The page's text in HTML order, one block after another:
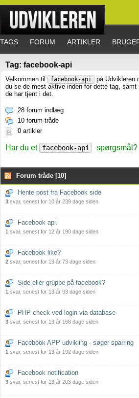
TAGS FORUM ARTIKLER
Tag: facebook-api
Velkommen til facebook-api
på
du se de mest aktive inden for dette tag, samt
de har tjent i det.
28 forum indlæg
10 forum tråde
0 artikler
Har du et facebook-api spørgsmål?
Forum tråde [10]
Hente post fra Facebook side
3 svar, senest for 10 år 239 dage siden
Facebook api.
1 svar, senest for 12 år 190 dage siden
Facebook like?
2 svar, senest for 13 år 73 dage siden
Side eller gruppe på facebook?
1 svar, senest for 13 år 93 dage siden
PHP check ved login via database
3 svar, senest for 13 år 168 dage siden
Facebook APP udvikling - søger sparring
1 svar, senest for 13 år 192 dage siden
Facebook notification
3 svar, senest for 13 år 203 dage siden